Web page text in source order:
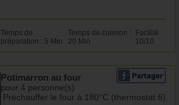
Temps de
préparation : 5 Min
Temps de cuisson :
20 Min
Facilité :
10/10
Potimarron au four
pour 4 personne(s)
Préchauffer le four à 180°C (thermostat 6).